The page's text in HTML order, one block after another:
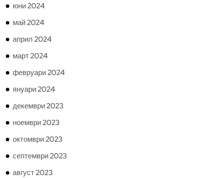
юни 2024
май 2024
април 2024
март 2024
февруари 2024
януари 2024
декември 2023
ноември 2023
октомври 2023
септември 2023
август 2023